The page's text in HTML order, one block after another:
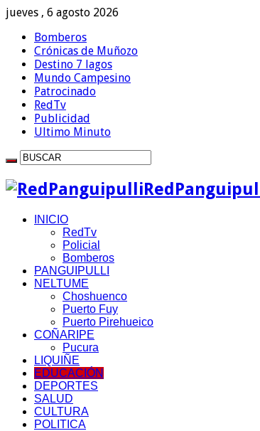
jueves , 6 agosto 2026
Bomberos
Crónicas de Muñozo
Destino 7 lagos
Mundo Campesino
Patrocinado
RedTv
Publicidad
Ultimo Minuto
INICIO
RedTv
Policial
Bomberos
PANGUIPULLI
NELTUME
Choshuenco
Puerto Fuy
Puerto Pirehueico
COÑARIPE
Pucura
LIQUIÑE
EDUCACIÓN
DEPORTES
SALUD
CULTURA
POLITICA